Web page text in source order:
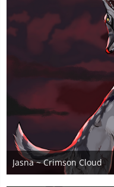
Jasna ~ Crimson Cloud
27. August 2025